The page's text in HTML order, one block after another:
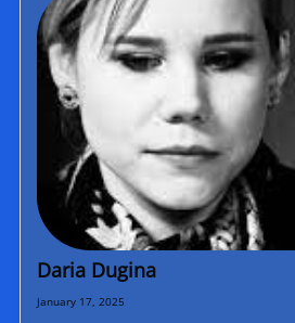
DeclassificatiNC
Turismo Progetti
Projects Missions
Daria Dugina
January 17, 2025